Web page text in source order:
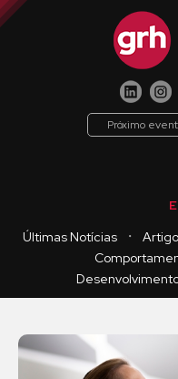
Próximo
Últimas Notícias
・